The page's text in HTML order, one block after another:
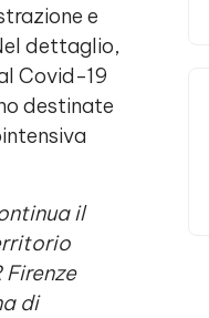
e
dettaglio,
Covid-19
destinate
il
di